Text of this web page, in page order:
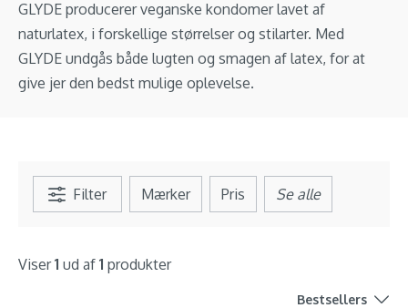
GLYDE producerer veganske kondomer lavet af
naturlatex, i forskellige størrelser og stilarter. Med
GLYDE undgås både lugten og smagen af latex, for at
give jer den bedst mulige oplevelse.
Filter Mærker Pris Se alle
Viser1 ud af 1 produkter
Bestsellers